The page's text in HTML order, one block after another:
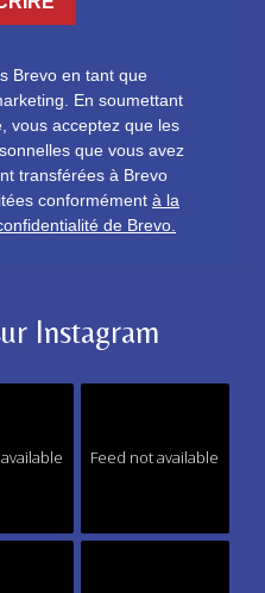
Instagram
Feed not available